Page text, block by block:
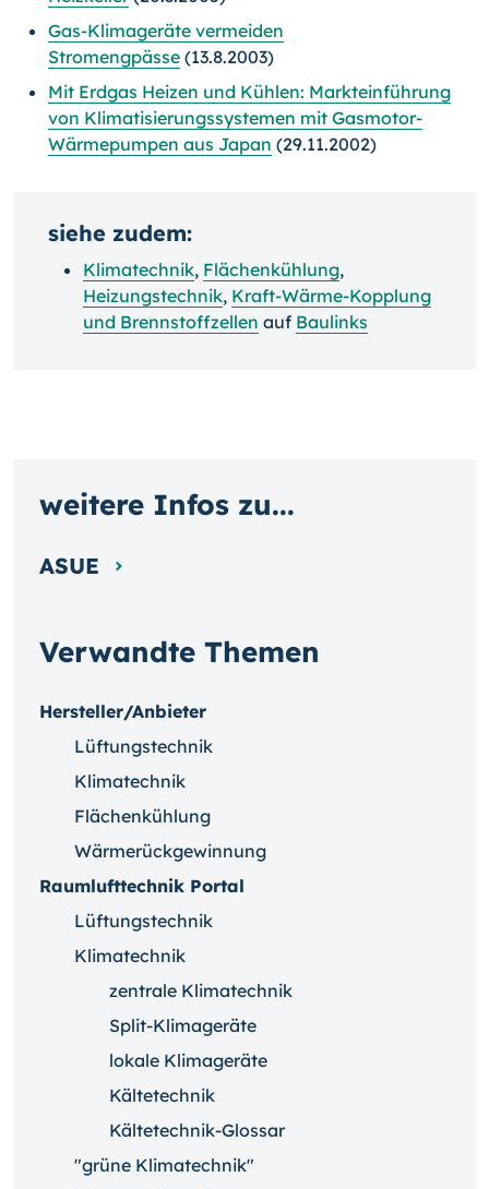
Gas-Klimageräte vermeiden
Stromengpässe (13.8.2003)
Mit Erdgas Heizen und Kühlen: Markteinführung
von Klimatisierungssystemen mit Gasmotor-
Wärmepumpen aus Japan (29.11.2002)
siehe zudem:
Klimatechnik, Flächenkühlung,
Heizungstechnik, Kraft-Wärme-Kopplung
und Brennstoffzellen auf Baulinks
Verwandte Themen
Hersteller/Anbieter
Lüftungstechnik
Klimatechnik
Flächenkühlung
Wärmerückgewinnung
Raumlufttechnik Portal
Lüftungstechnik
Klimatechnik
zentrale Klimatechnik
Split-Klimageräte
lokale Klimageräte
Kältetechnik
Kältetechnik-Glossar
"grüne Klimatechnik"
weitere Infos zu...
ASUE